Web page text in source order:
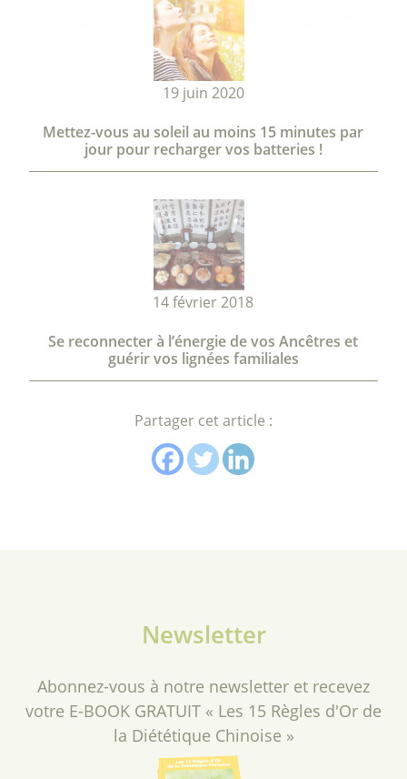
19 juin 2020
Mettez-vous au soleil au moins 15 minutes par
jour pour recharger vos batteries !
14 février 2018
Se reconnecter à l’énergie de vos Ancêtres et
guérir vos lignées familiales
Partager cet article :
Newsletter
Abonnez-vous à notre newsletter et recevez
votre E-BOOK GRATUIT « Les 15 Règles d'Or de
la Diététique Chinoise »